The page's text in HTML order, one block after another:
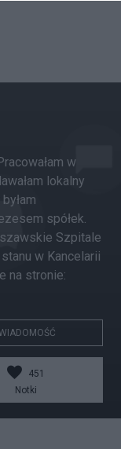
w
lokalny
spółek.
Szpitale
w Kancelarii
na stronie:
451
Notki